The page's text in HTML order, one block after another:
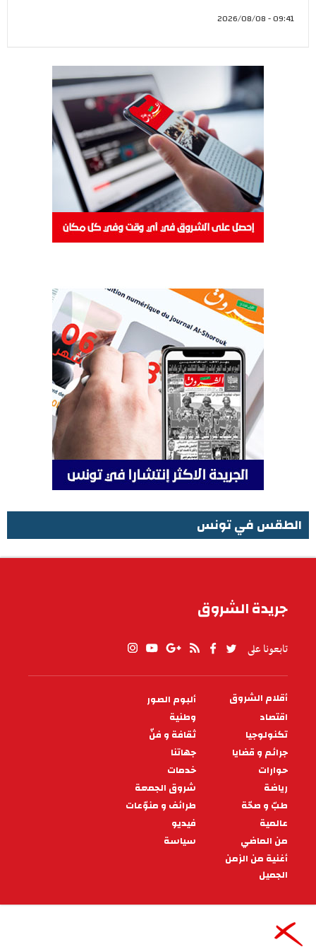
09:41 - 2026/08/08
الطقس في تونس
جريدة الشروق
تابعونا على
PIED
DE
PAGE
أقلام الشروق
ألبوم الصور
اقتصاد
وطنية
تكنولوجيا
ثقافة و فنّ
جرائم و قضايا
جهاتنا
حوارات
خدمات
رياضة
شروق الجمعة
طبّ و صحّة
طرائف و منوّعات
عالمية
فيديو
من الماضي
سياسة
أغنية من الزمن
الجميل